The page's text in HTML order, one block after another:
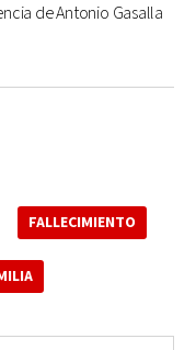
de Antonio Gasalla
FALLECIMIENTO